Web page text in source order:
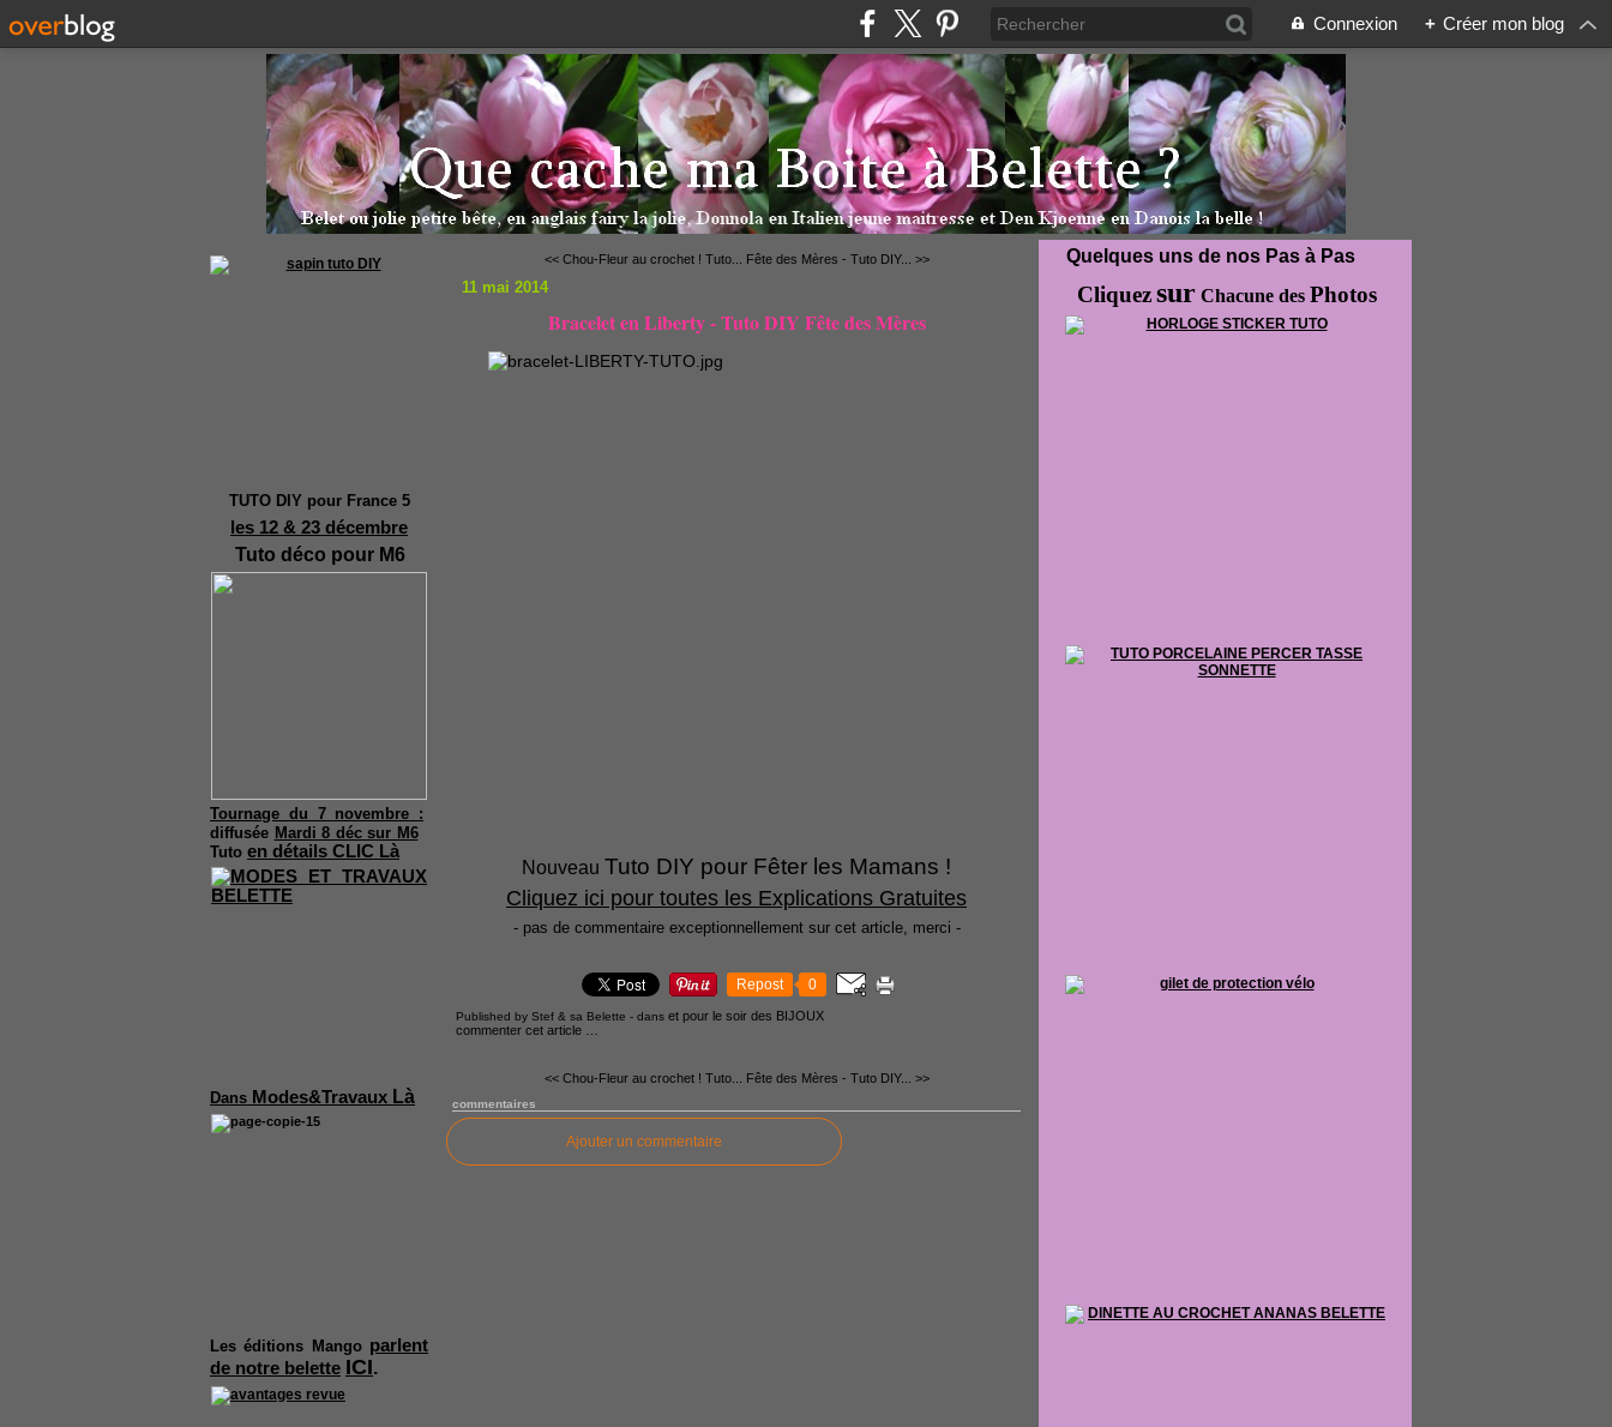
Connexion + Créer mon blog
TUTO DIY pour France 5
les 12 & 23 décembre
Tuto déco pour M6
Tournage du 7 novembre :
diffusée Mardi 8 déc sur M6
Tuto en détails CLIC Là
Dans Modes&Travaux Là
Leséditions Mango parlent
de notre belette ICI.
<< Chou-Fleur au crochet ! Tuto... Fête des Mères - Tuto DIY... >>
11 mai 2014
Bracelet en Liberty - Tuto DIY Fête des Mères
Nouveau Tuto DIY pour Fêter les Mamans !
Cliquez ici pour toutes les Explications Gratuites
- pas de commentaire exceptionnellement sur cet article, merci -
Repost 0
Published by Stef & sa Belette - dans et pour le soir des BIJOUX
commenter cet article
<< Chou-Fleur au crochet ! Tuto... Fête des Mères - Tuto DIY... >>
commentaires
Ajouter un commentaire
Quelques uns de nos Pas à Pas
Cliquezsur Chacune des Photos